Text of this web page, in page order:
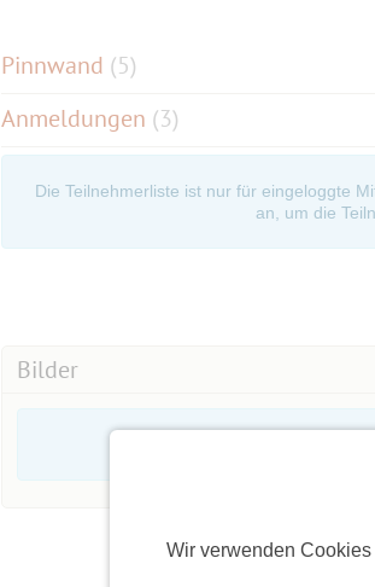
Wir verwenden
Pinnwand (5)
Anmeldungen (3)
Die Teilnehmerliste ist nur für eingeloggte
an, um die
Bilder